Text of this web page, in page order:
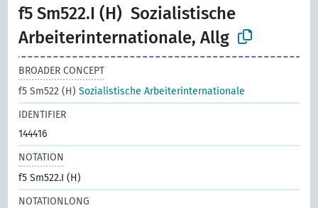
f5 Sm522.I (H) Sozialistische
Arbeiterinternationale, Allg
BROADER CONCEPT
f5 Sm522 (H)Sozialistische Arbeiterinternationale
IDENTIFIER
144416
NOTATION
f5 Sm522.I (H)
NOTATIONLONG